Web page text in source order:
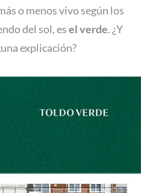
o menos vivo según los
del sol, esel verde. ¿Y
explicación?